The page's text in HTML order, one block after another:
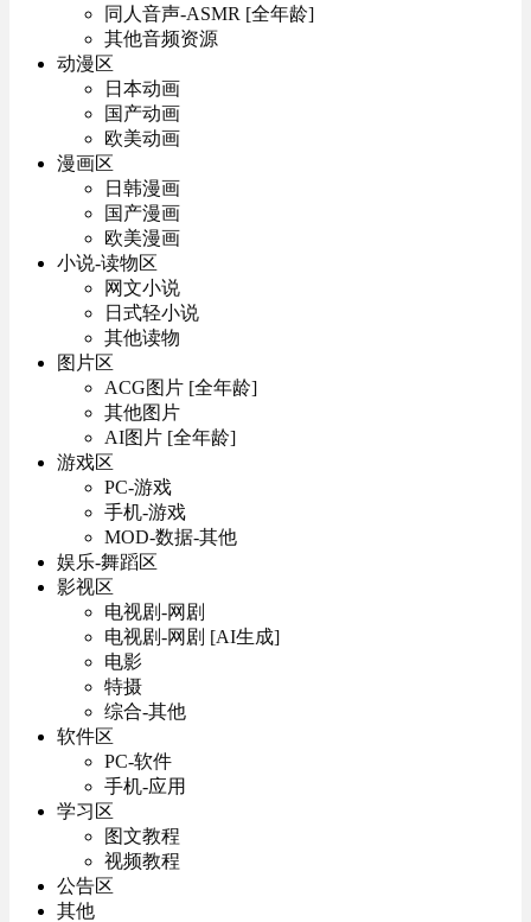
同人音声-ASMR [全年龄]
其他音频资源
动漫区
日本动画
国产动画
欧美动画
漫画区
日韩漫画
国产漫画
欧美漫画
小说-读物区
网文小说
日式轻小说
其他读物
图片区
ACG图片 [全年龄]
其他图片
AI图片 [全年龄]
游戏区
PC-游戏
手机-游戏
MOD-数据-其他
娱乐-舞蹈区
影视区
电视剧-网剧
电视剧-网剧 [AI生成]
电影
特摄
综合-其他
软件区
PC-软件
手机-应用
学习区
图文教程
视频教程
公告区
其他